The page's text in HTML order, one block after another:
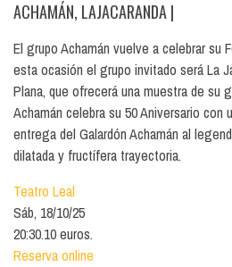
ACHAMÁN, LAJACARANDA|
El grupo Achamán vuelve a celebrar su
esta ocasión el grupo invitado será La
Plana, que ofrecerá una muestra de su
Achamán celebra su 50 Aniversario con
entrega del Galardón Achamán al
dilatada y fructífera trayectoria.
Teatro Leal
Sáb, 18/10/25
20:30.10 euros.
Reserva online